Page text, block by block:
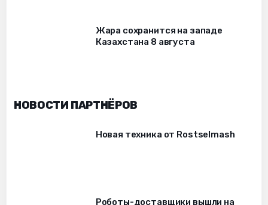
Жара сохранится на западе
Казахстана 8 августа
НОВОСТИ ПАРТНЁРОВ
Новая техника от Rostselmash
Роботы-доставщики вышли на